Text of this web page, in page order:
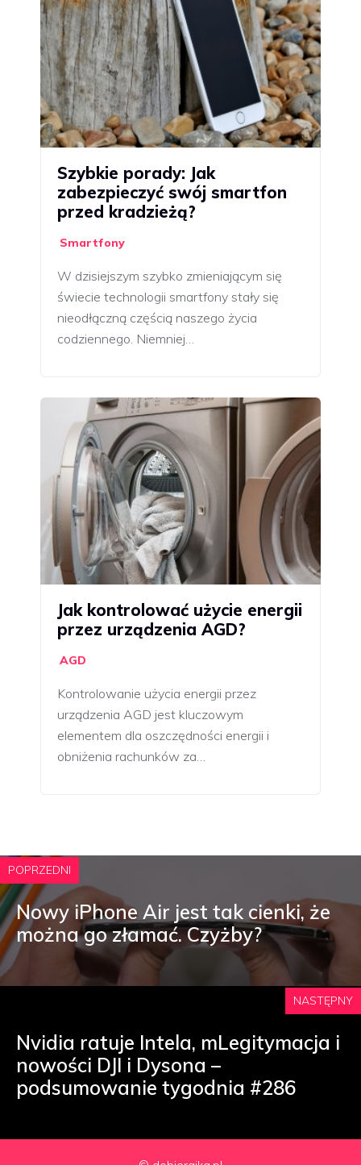
Szybkie porady: Jak
zabezpieczyć swój smartfon
przed kradzieżą?
Smartfony
W dzisiejszym szybko zmieniającym się
świecie technologii smartfony stały się
nieodłączną częścią naszego życia
codziennego. Niemniej…
Jak kontrolować użycie energii
przez urządzenia AGD?
AGD
Kontrolowanie użycia energii przez
urządzenia AGD jest kluczowym
elementem dla oszczędności energii i
obniżenia rachunków za…
POPRZEDNI
Nowy iPhone Air jest tak cienki, że
można go złamać. Czyżby?
NASTĘPNY
Nvidia ratuje Intela, mLegitymacja i
nowości DJI i Dysona –
podsumowanie tygodnia #286